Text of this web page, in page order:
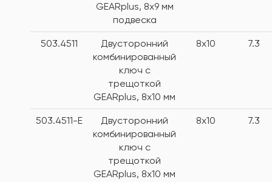
GEARplus, 8x9 мм
подвеска
503.4511
Двусторонний
комбинированный
ключ с
трещоткой
GEARplus, 8х10 мм
8x10 7.3
503.4511-E
Двусторонний
комбинированный
ключ с
трещоткой
GEARplus, 8х10 мм
8x10 7.3